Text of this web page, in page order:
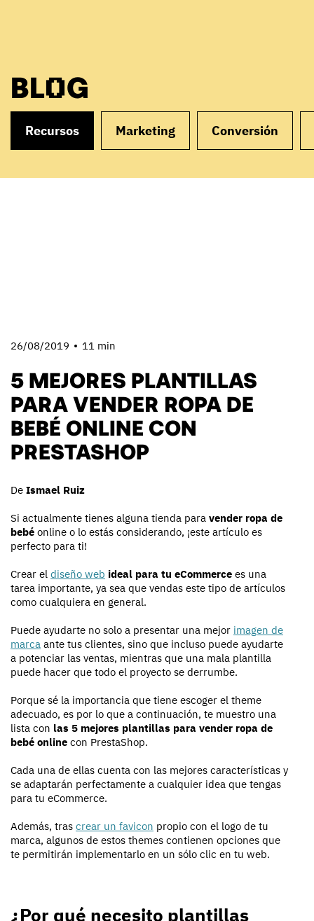
BLOG
Recursos Marketing Conversión
26/08/2019 11 min
5 MEJORES PLANTILLAS
PARA VENDER ROPA DE
BEBÉ ONLINE CON
PRESTASHOP
De Ismael Ruiz
Si actualmente tienes alguna tienda para vender ropa de
bebé online o lo estás considerando, ¡este artículo es
perfecto para ti!
Crear el diseño web ideal para tu eCommerce es una
tarea importante, ya sea que vendas este tipo de artículos
como cualquiera en general.
Puede ayudarte no solo a presentar una mejor imagen de
marca ante tus clientes, sino que incluso puede ayudarte
a potenciar las ventas, mientras que una mala plantilla
puede hacer que todo el proyecto se derrumbe.
Porque sé la importancia que tiene escoger el theme
adecuado, es por lo que a continuación, te muestro una
lista con las 5 mejores plantillas para vender ropa de
bebé online con PrestaShop.
Cada una de ellas cuenta con las mejores características y
se adaptarán perfectamente a cualquier idea que tengas
para tu eCommerce.
Además, tras crear un favicon propio con el logo de tu
marca, algunos de estos themes contienen opciones que
te permitirán implementarlo en un sólo clic en tu web.
¿Por qué necesito plantillas